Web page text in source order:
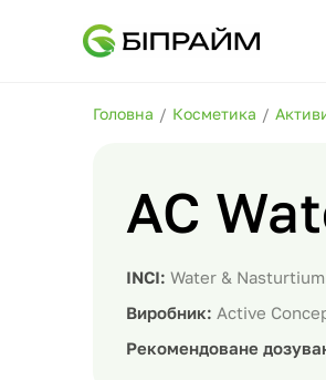
Головна / Косметика /
AC
INCI: Water &
Виробник: Active
Рекомендоване